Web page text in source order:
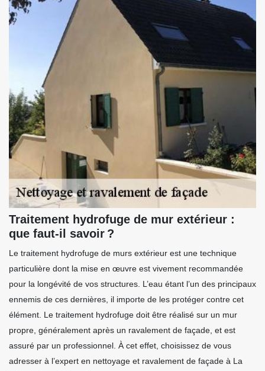
Traitement hydrofuge de mur extérieur :
que faut-il savoir ?
Le traitement hydrofuge de murs extérieur est une technique
particulière dont la mise en œuvre est vivement recommandée
pour la longévité de vos structures. L’eau étant l’un des principaux
ennemis de ces dernières, il importe de les protéger contre cet
élément. Le traitement hydrofuge doit être réalisé sur un mur
propre, généralement après un ravalement de façade, et est
assuré par un professionnel. À cet effet, choisissez de vous
adresser à l’expert en nettoyage et ravalement de façade à La